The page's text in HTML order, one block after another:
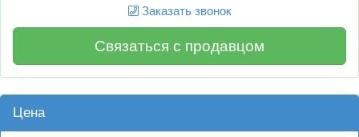
Заказать звонок
Связаться с продавцом
Цена